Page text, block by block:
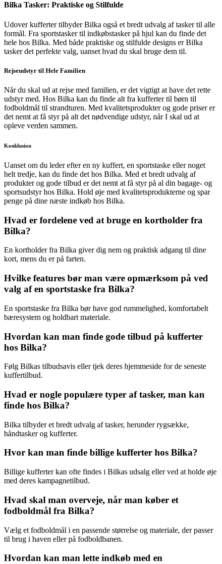
Bilka Tasker: Praktiske og Stilfulde
Udover kufferter tilbyder Bilka også et bredt udvalg af tasker til alle
formål. Fra sportstasker til indkøbstasker på hjul kan du finde det
hele hos Bilka. Med både praktiske og stilfulde designs er Bilka
tasker det perfekte valg, uanset hvad du skal bruge dem til.
Rejseudstyr til Hele Familien
Når du skal ud at rejse med familien, er det vigtigt at have det rette
udstyr med. Hos Bilka kan du finde alt fra kufferter til børn til
fodboldmål til strandturen. Med kvalitetsprodukter og gode priser er
det nemt at få styr på alt det nødvendige udstyr, når I skal ud at
opleve verden sammen.
Konklusion
Uanset om du leder efter en ny kuffert, en sportstaske eller noget
helt tredje, kan du finde det hos Bilka. Med et bredt udvalg af
produkter og gode tilbud er det nemt at få styr på al din bagage- og
sportsudstyr hos Bilka. Hold øje med kvalitetsprodukterne og spar
penge på dine næste indkøb hos Bilka.
Hvad er fordelene ved at bruge en kortholder fra
Bilka?
En kortholder fra Bilka giver dig nem og praktisk adgang til dine
kort, mens du er på farten.
Hvilke features bør man være opmærksom på ved
valg af en sportstaske fra Bilka?
En sportstaske fra Bilka bør have god rummelighed, komfortabelt
bæresystem og holdbart materiale.
Hvordan kan man finde gode tilbud på kufferter
hos Bilka?
Følg Bilkas tilbudsavis eller tjek deres hjemmeside for de seneste
kuffertilbud.
Hvad er nogle populære typer af tasker, man kan
finde hos Bilka?
Bilka tilbyder et bredt udvalg af tasker, herunder rygsække,
håndtasker og kufferter.
Hvor kan man finde billige kufferter hos Bilka?
Billige kufferter kan ofte findes i Bilkas udsalg eller ved at holde øje
med deres kampagnetilbud.
Hvad skal man overveje, når man køber et
fodboldmål fra Bilka?
Vælg et fodboldmål i en passende størrelse og materiale, der passer
til brug i haven eller på fodboldbanen.
Hvordan kan man lette indkøb med en